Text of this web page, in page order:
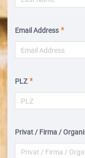
Email Address
PLZ
Privat / Firma /